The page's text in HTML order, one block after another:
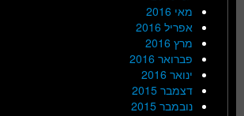
מאי 2016
אפריל 2016
מרץ 2016
פברואר 2016
ינואר 2016
דצמבר 2015
נובמבר 2015